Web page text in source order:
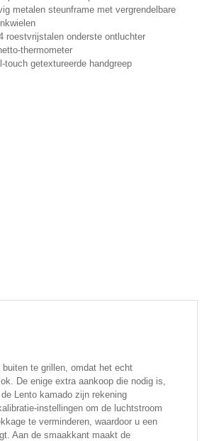
metalen steunframe met vergrendelbare
roestvrijstalen onderste ontluchter
thermometer
touch getextureerde handgreep
te grillen, omdat het echt
De enige extra aankoop die nodig is,
Lento kamado zijn rekening
instellingen om de luchtstroom
te verminderen, waardoor u een
Aan de smaakkant maakt de